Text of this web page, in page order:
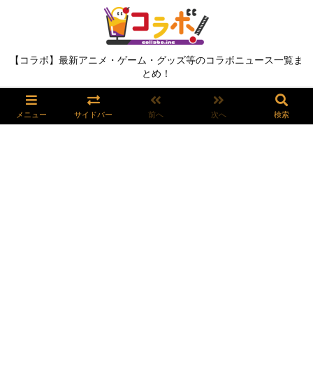
【コラボ】最新アニメ・ゲーム・グッズ等のコラボニュース一覧ま
とめ！
メニュー サイドバー 前へ 次へ 検索